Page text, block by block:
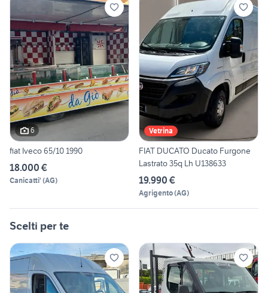
6
fiat Iveco 65/10 1990
18.000 €
Canicatti' (AG)
Vetrina
FIAT DUCATO Ducato Furgone
Lastrato 35q Lh U138633
19.990 €
Agrigento(AG)
Scelti per te